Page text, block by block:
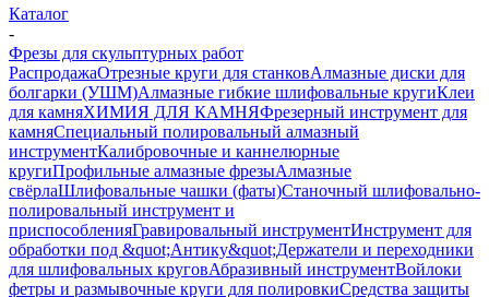
Каталог
-
Фрезы для скульптурных работ
РаспродажаОтрезные круги для станковАлмазные диски для
болгарки (УШМ)Алмазные гибкие шлифовальные кругиКлеи
для камняХИМИЯ ДЛЯ КАМНЯФрезерный инструмент для
камняСпециальный полировальный алмазный
инструментКалибровочные и каннелюрные
кругиПрофильные алмазные фрезыАлмазные
свёрлаШлифовальные чашки (фаты)Станочный шлифовально-
полировальный инструмент и
приспособленияГравировальный инструментИнструмент для
обработки под &quot;Антику&quot;Держатели и переходники
для шлифовальных круговАбразивный инструментВойлоки
фетры и размывочные круги для полировкиСредства защиты